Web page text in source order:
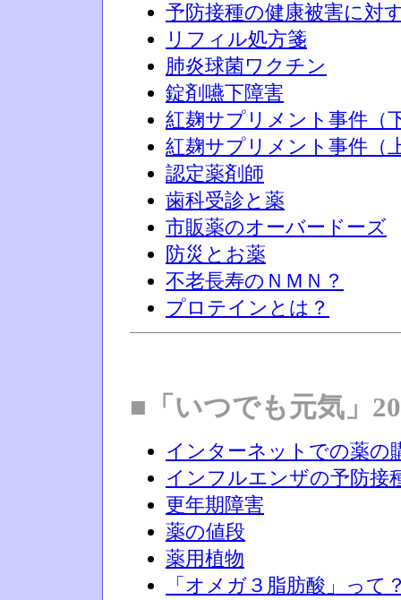
予防接種の健康被害に対
リフィル処方箋
肺炎球菌ワクチン
錠剤嚥下障害
紅麹サプリメント事件（
紅麹サプリメント事件（
認定薬剤師
歯科受診と薬
市販薬のオーバードーズ
防災とお薬
不老長寿のＮＭＮ？
プロテインとは？
■「いつでも元気」
インターネットでの薬の
インフルエンザの予防接
更年期障害
薬の値段
薬用植物
「オメガ３脂肪酸」って